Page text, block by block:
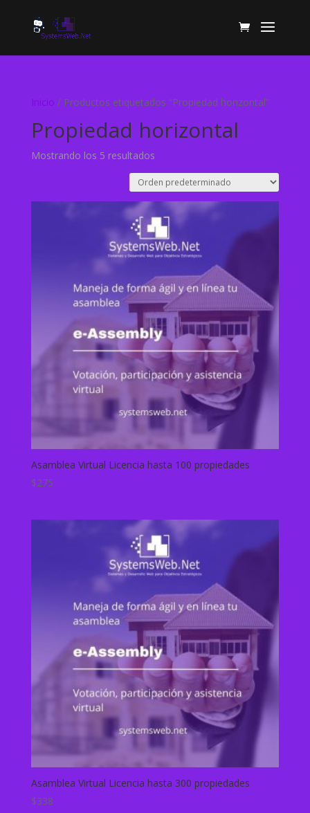
Inicio / Productos etiquetados “Propiedad horizontal”
Propiedad horizontal
Mostrando los 5 resultados
Asamblea Virtual Licencia hasta 100 propiedades
$275
Asamblea Virtual Licencia hasta 300 propiedades
$338